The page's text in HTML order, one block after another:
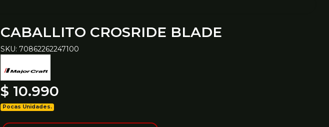
CABALLITO CROSRIDE BLADE
SKU: 70862262247100
$ 10.990
Pocas Unidades.